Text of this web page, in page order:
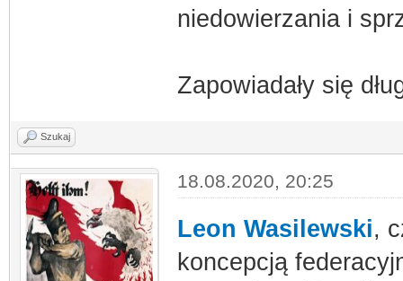
niedowierzania i
Zapowiadały się
Szukaj
18.08.2020, 20:25
Leon Wasilewski,
koncepcją